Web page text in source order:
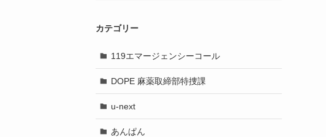
カテゴリー
119エマージェンシーコール
DOPE 麻薬取締部特捜課
u-next
あんぱん